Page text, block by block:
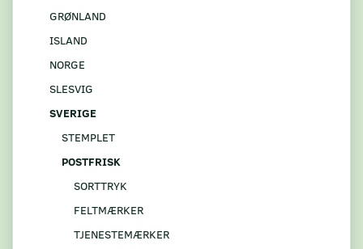
GRØNLAND
ISLAND
NORGE
SLESVIG
SVERIGE
STEMPLET
POSTFRISK
SORTTRYK
FELTMÆRKER
TJENESTEMÆRKER